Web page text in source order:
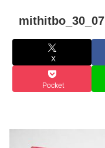
mithitbo_30_07
X
Pocket